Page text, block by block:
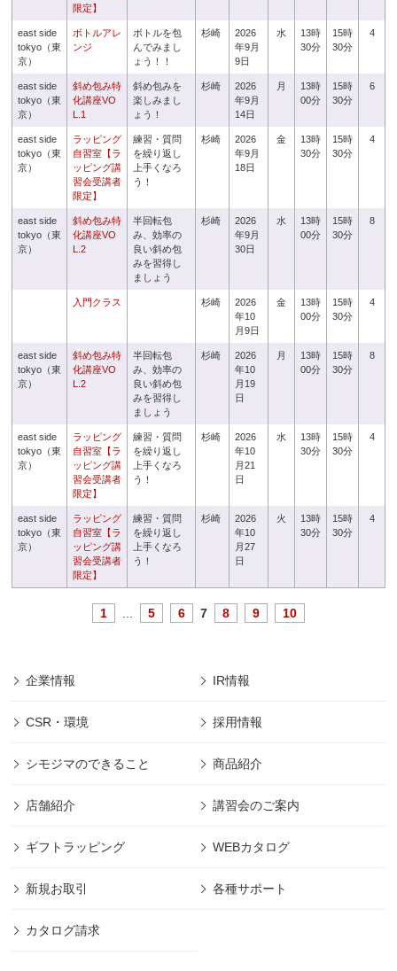
限定】
east side
tokyo（東
京）
ボトルアレ
ンジ
ボトルを包
んでみまし
ょう！！
杉崎
2026
年9月
9日
水
13時
30分
15時
30分
4
east side
tokyo（東
京）
斜め包み特
化講座VO
L.1
斜め包みを
楽しみまし
ょう！
杉崎
2026
年9月
14日
月
13時
00分
15時
30分
6
east side
tokyo（東
京）
ラッピング
自習室【ラ
ッピング講
習会受講者
限定】
練習・質問
を繰り返し
上手くなろ
う！
杉崎
2026
年9月
18日
金
13時
30分
15時
30分
4
east side
tokyo（東
京）
斜め包み特
化講座VO
L.2
半回転包
み、効率の
良い斜め包
みを習得し
ましょう
杉崎
2026
年9月
30日
水
13時
00分
15時
30分
8
入門クラス 杉崎
2026
年10
月9日
金
13時
00分
15時
30分
4
east side
tokyo（東
京）
斜め包み特
化講座VO
L.2
半回転包
み、効率の
良い斜め包
みを習得し
ましょう
杉崎
2026
年10
月19
日
月
13時
00分
15時
30分
8
east side
tokyo（東
京）
ラッピング
自習室【ラ
ッピング講
習会受講者
限定】
練習・質問
を繰り返し
上手くなろ
う！
杉崎
2026
年10
月21
日
水
13時
30分
15時
30分
4
east side
tokyo（東
京）
ラッピング
自習室【ラ
ッピング講
習会受講者
限定】
練習・質問
を繰り返し
上手くなろ
う！
杉崎
2026
年10
月27
日
火
13時
30分
15時
30分
4
1 5 6 7 8 9 10
企業情報 IR情報
CSR・環境 採用情報
シモジマのできること 商品紹介
店舗紹介 講習会のご案内
ギフトラッピング WEBカタログ
新規お取引 各種サポート
カタログ請求